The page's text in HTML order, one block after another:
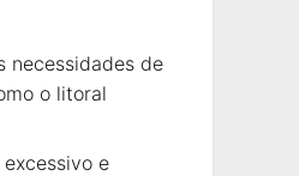
necessidades de
o litoral
e